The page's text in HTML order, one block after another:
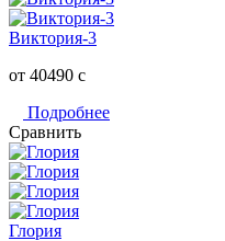
Виктория-3
от 40490 c
Подробнее
Сравнить
Глория